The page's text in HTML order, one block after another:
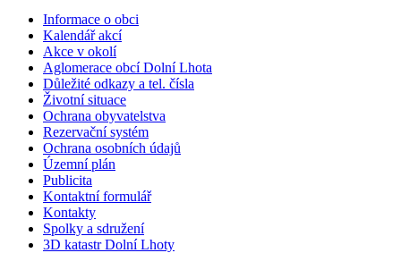
Informace o obci
Kalendář akcí
Akce v okolí
Aglomerace obcí Dolní Lhota
Důležité odkazy a tel. čísla
Životní situace
Ochrana obyvatelstva
Rezervační systém
Ochrana osobních údajů
Územní plán
Publicita
Kontaktní formulář
Kontakty
Spolky a sdružení
3D katastr Dolní Lhoty